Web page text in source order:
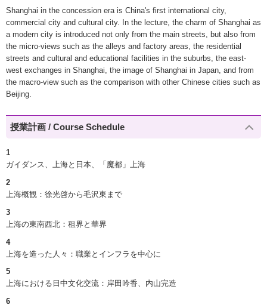
Shanghai in the concession era is China's first international city,
commercial city and cultural city. In the lecture, the charm of Shanghai as
a modern city is introduced not only from the main streets, but also from
the micro-views such as the alleys and factory areas, the residential
streets and cultural and educational facilities in the suburbs, the east-
west exchanges in Shanghai, the image of Shanghai in Japan, and from
the macro-view such as the comparison with other Chinese cities such as
Beijing.
授業計画 / Course Schedule
1
ガイダンス、上海と日本、「魔都」上海
2
上海概観：徐光啓から毛沢東まで
3
上海の東南西北：租界と華界
4
上海を造った人々：職業とインフラを中心に
5
上海における日中文化交流：岸田吟香、内山完造
6